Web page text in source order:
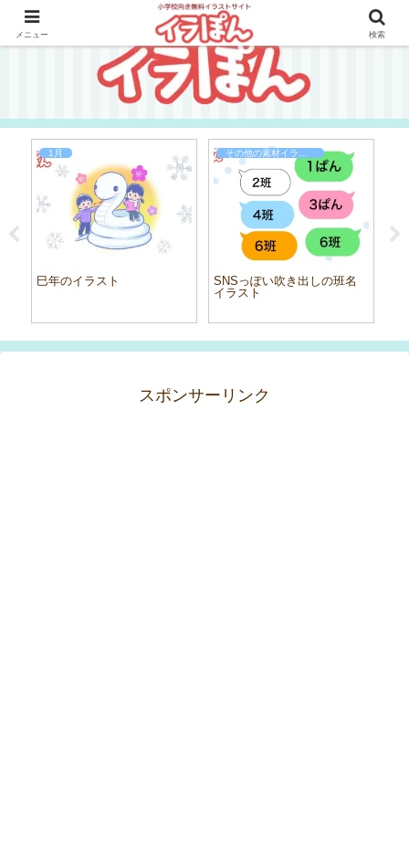
1月
巳年のイラスト
SNSっぽい吹き出しの班名
イラスト
スポンサーリンク
メニュー 検索